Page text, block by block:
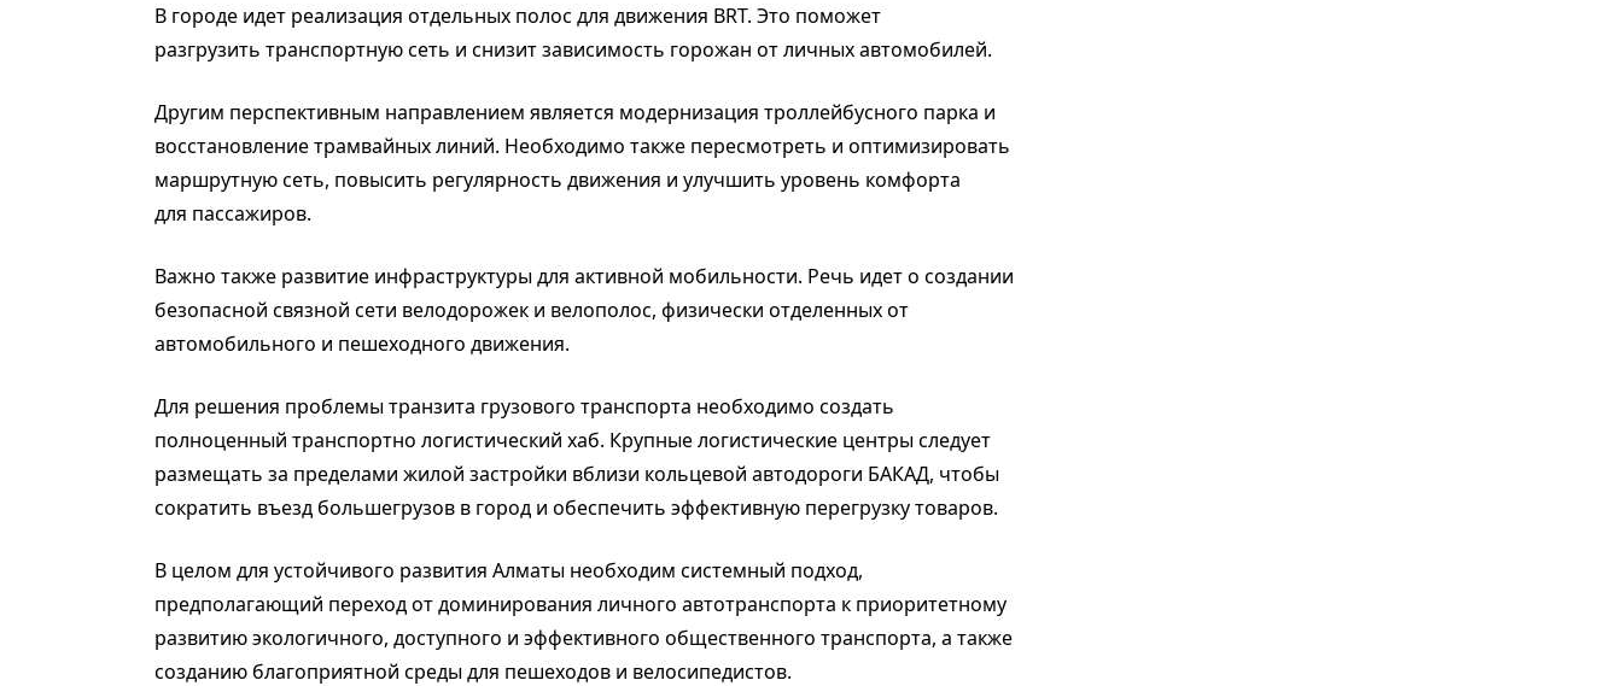
В городе идет реализация отдельных полос для движения BRT. Это поможет
разгрузить транспортную сеть и снизит зависимость горожан от личных автомобилей.
Другим перспективным направлением является модернизация троллейбусного парка и
восстановление трамвайных линий. Необходимо также пересмотреть и оптимизировать
маршрутную сеть, повысить регулярность движения и улучшить уровень комфорта
для пассажиров.
Важно также развитие инфраструктуры для активной мобильности. Речь идет о создании
безопасной связной сети велодорожек и велополос, физически отделенных от
автомобильного и пешеходного движения.
Для решения проблемы транзита грузового транспорта необходимо создать
полноценный транспортно логистический хаб. Крупные логистические центры следует
размещать за пределами жилой застройки вблизи кольцевой автодороги БАКАД, чтобы
сократить въезд большегрузов в город и обеспечить эффективную перегрузку товаров.
В целом для устойчивого развития Алматы необходим системный подход,
предполагающий переход от доминирования личного автотранспорта к приоритетному
развитию экологичного, доступного и эффективного общественного транспорта, а также
созданию благоприятной среды для пешеходов и велосипедистов.